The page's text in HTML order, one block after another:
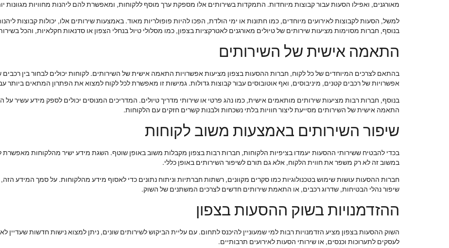
מאורגנים, ואפילו הסעות עבור קבוצות מיוחדות. התמקדות בשירותים אלו מספקת ערך מוסף ללקוחות, ומאפשרת להם ליהנות מחוויות מגוונות
למשל, הסעות לקבוצות לאירועים מיוחדים, כמו חתונות או ימי הולדת, הפכו להיות פופולריות מאוד. באמצעות שירותים אלו, יכולות קבוצות
בנוסף, חברות מסוימות מציעות שירותים של טיולים מאורגנים לאטרקציות בצפון, כמו מסלולי טיול בנחלי הצפון או סדנאות חקלאיות, והכל
התאמה אישית של השירותים
בהתאם לצרכים המיוחדים של כל לקוח, חברות ההסעות בצפון מציעות אפשרויות התאמה אישית של השירותים. לקוחות יכולים לבחור בין
אפשרויות של רכבים קטנים, מיניבוסים, ואף אוטובוסים עבור קבוצות גדולות. גמישות זו מאפשרת לכל לקוח למצוא את הפתרון המתאים ביותר
בנוסף, חברות רבות מציעות שירותים מותאמים אישית, כמו נהג פרטי או שירותי מדריך טיולים. המדריכים המנוסים יכולים לספק מידע עשיר על
התאמה אישית של השירותים מסייעת ליצור חוויות בלתי נשכחות ולבנות קשרים חזקים עם הלקוחות.
שיפור השירותים באמצעות משוב לקוחות
בכדי להבטיח ששירותי ההסעות יעמדו בציפיות הלקוחות, חברות רבות בצפון מקבלות משוב באופן שוטף. השגת מידע ישיר מהלקוחות מאפשרת
במשוב זה לא רק משפר את חווית הלקוח, אלא גם תורם לשיפור השירותים באופן כללי.
חברות ההסעות עושות שימוש בטכנולוגיות כמו סקרים מקוונים, רשתות חברתיות וניתוח נתונים כדי לאסוף מידע מהלקוחות. על סמך המידע הזה,
שיפור נהלי הבטיחות, שדרוג רכבים, או התאמת שירותים חדשים לצרכים המשתנים של השוק.
ההזדמנויות בשוק ההסעות בצפון
השוק ההסעות בצפון מציע הזדמנויות רבות למי שמעוניין להיכנס לתחום. עם עליית הביקוש לשירותים שונים, ניתן למצוא נישות חדשות
לעסקים לתערוכות וכנסים, או שירותי הסעות לאירועים תרבותיים.